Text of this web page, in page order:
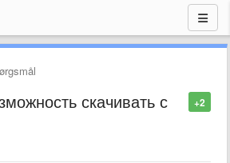
+2
скачивать с